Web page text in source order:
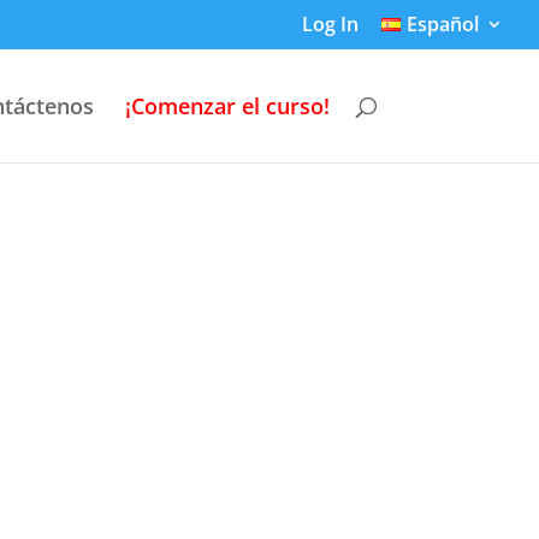
Log In Español
¡Comenzar el curso!